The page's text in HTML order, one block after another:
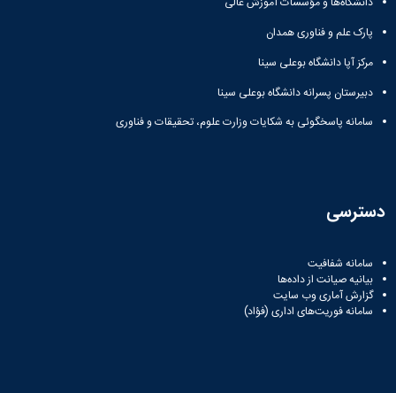
ورزشی
پارک علم و فناوری همدان
مرکز آپا دانشگاه بوعلی سینا
دبیرستان پسرانه دانشگاه بوعلی سینا
سامانه پاسخگوئی به شکایات وزارت علوم، تحقیقات و فناوری
دسترسی
سامانه شفافیت
بیانیه صیانت از داده‌ها
گزارش آماری وب‌ سایت
سامانه فوریت‌های اداری (فؤاد)